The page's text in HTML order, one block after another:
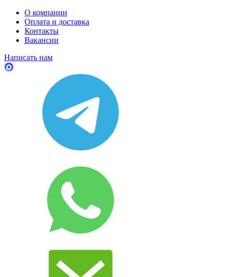
О компании
Оплата и доставка
Контакты
Вакансии
Написать нам